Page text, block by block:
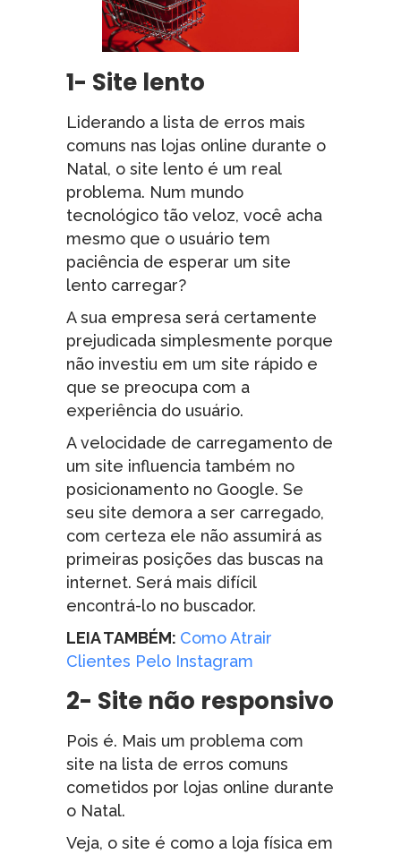
1- Site lento
Liderando a lista de erros mais
comuns nas lojas online durante o
Natal, o site lento é um real
problema. Num mundo
tecnológico tão veloz, você acha
mesmo que o usuário tem
paciência de esperar um site
lento carregar?
A sua empresa será certamente
prejudicada simplesmente porque
não investiu em um site rápido e
que se preocupa com a
experiência do usuário.
A velocidade de carregamento de
um site influencia também no
posicionamento no Google. Se
seu site demora a ser carregado,
com certeza ele não assumirá as
primeiras posições das buscas na
internet. Será mais difícil
encontrá-lo no buscador.
LEIA TAMBÉM: Como Atrair
Clientes Pelo Instagram
2- Site não responsivo
Pois é. Mais um problema com
site na lista de erros comuns
cometidos por lojas online durante
o Natal.
Veja, o site é como a loja física em